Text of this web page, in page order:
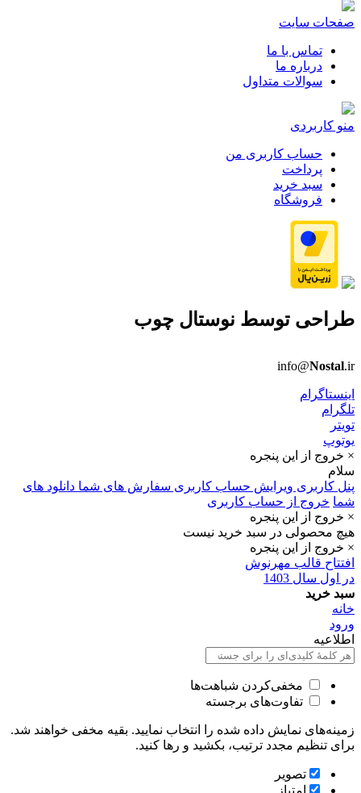
صفحات سایت
تماس با ما
درباره ما
سوالات متداول
منو کاربردی
حساب کاربری من
پرداخت
سبد خرید
فروشگاه
طراحی توسط نوستال چوب
info@Nostal.ir
اینستاگرام
تلگرام
تویتر
یوتوپ
× خروج از این پنجره
سلام
پنل کاربری ویرایش حساب کاربری سفارش های شما دانلود های
شما خروج از حساب کاربری
× خروج از این پنجره
هیچ محصولی در سبد خرید نیست
× خروج از این پنجره
افتتاح قالب مهرنوش
در اول سال 1403
سبد خرید
خانه
ورود
اطلاعیه
مخفی‌کردن شباهت‌ها
تفاوت‌های برجسته
زمینه‌های نمایش داده شده را انتخاب نمایید. بقیه مخفی خواهند شد.
برای تنظیم مجدد ترتیب، بکشید و رها کنید.
تصویر